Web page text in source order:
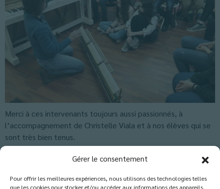
Gérer le consentement
Pour offrir les meilleures expériences, nous utilisons des technologies telles
que les cookies pour stocker et/ou accéder aux informations des appareils.
Merci à ces intervenants toujours aussi passionnés, à
l’accompagnement de Christelle Viala et à nos élèves qui se
sont très bien tenus.